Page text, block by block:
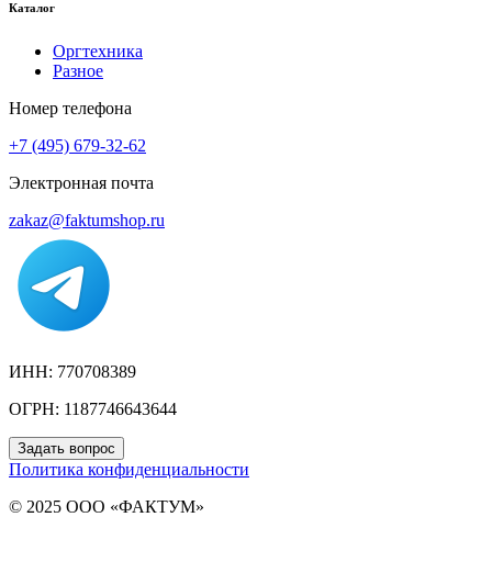
Каталог
Оргтехника
Разное
Номер телефона
+7 (495) 679-32-62
Электронная почта
zakaz@faktumshop.ru
ИНН: 770708389
ОГРН: 1187746643644
Задать вопрос
Политика конфиденциальности
© 2025 ООО «ФАКТУМ»